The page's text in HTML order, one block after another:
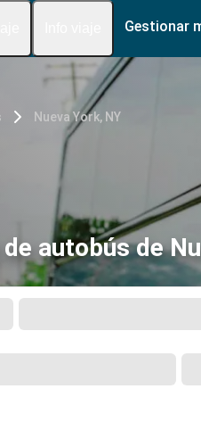
Gestionar
Nueva York, NY
autobús de